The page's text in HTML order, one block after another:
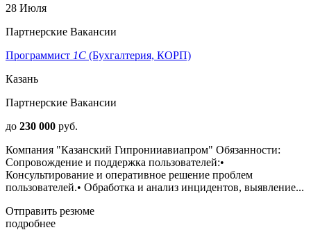
28 Июля
Партнерские Вакансии
Программист 1С (Бухгалтерия, КОРП)
Казань
Партнерские Вакансии
до 230 000 руб.
Компания "Казанский Гипронииавиапром" Обязанности:
Сопровождение и поддержка пользователей:•
Консультирование и оперативное решение проблем
пользователей.• Обработка и анализ инцидентов, выявление...
Отправить резюме
подробнее